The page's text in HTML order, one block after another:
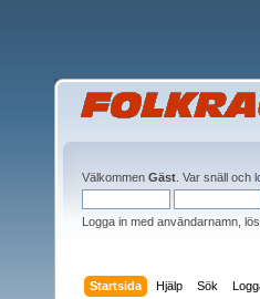
Välkommen Gäst . Var snäll och
Logga in med användarnamn,
Startsida Hjälp Sök